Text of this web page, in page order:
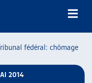
fédéral: chômage
2014